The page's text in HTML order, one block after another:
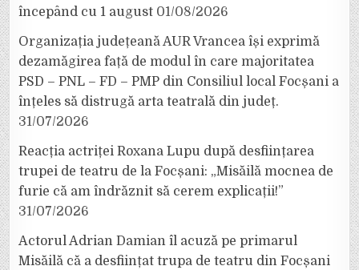
începând cu 1 august 01/08/2026
Organizația județeană AUR Vrancea își exprimă
dezamăgirea față de modul în care majoritatea
PSD – PNL – FD – PMP din Consiliul local Focșani a
înțeles să distrugă arta teatrală din județ.
31/07/2026
Reacția actriței Roxana Lupu după desființarea
trupei de teatru de la Focșani: „Misăilă mocnea de
furie că am îndrăznit să cerem explicații!”
31/07/2026
Actorul Adrian Damian îl acuză pe primarul
Misăilă că a desființat trupa de teatru din Focșani